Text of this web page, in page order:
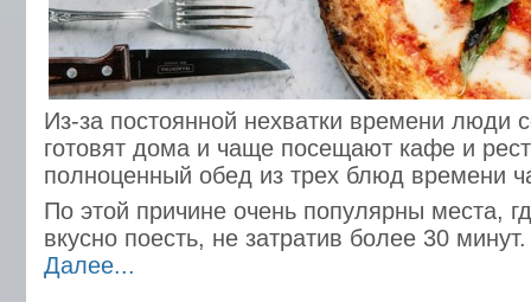
Из-за постоянной нехватки времени люди
готовят дома и чаще посещают кафе и
полноценный обед из трех блюд времени
По этой причине очень популярны места,
вкусно поесть, не затратив более 30 минут.
Далее...